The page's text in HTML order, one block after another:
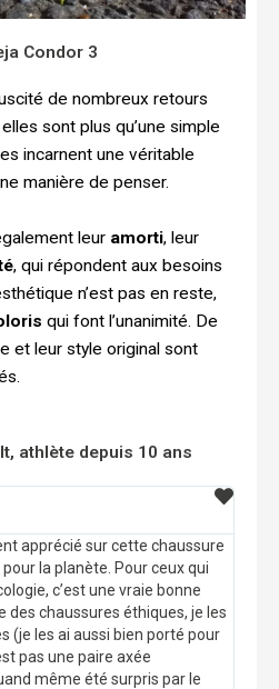
Condor 3
de nombreux retours
sont plus qu’une simple
incarnent une véritable
manière de penser.
leur amorti, leur
, qui répondent aux besoins
n’est pas en reste,
qui font l’unanimité. De
et leur style original sont
athlète depuis 10 ans
apprécié sur cette chaussure
la planète. Pour ceux qui
c’est une vraie bonne
des chaussures éthiques, je les
(je les ai aussi bien porté pour
pas une paire axée
même été surpris par le